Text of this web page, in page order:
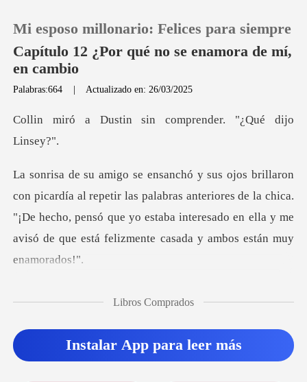
Recargar
Historia
Salir
Instalar APP
Mi esposo millonario: Felices para siempre
Capítulo 12 ¿Por qué no se enamora de mí,
en cambio
Palabras:664 | Actualizado en: 26/03/2025
n sin comprender. "
las palabras anteriores de la chica.
"¡De hecho, pensó que yo estaba interesado
Libros Comprados
Instalar App para leer más